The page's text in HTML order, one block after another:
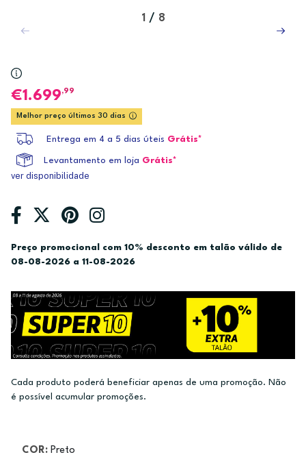
1 / 8
1.699,99
Melhor preço últimos 30 dias
Entrega em 4 a 5 dias úteis Grátis*
Levantamento em loja Grátis*
ver disponibilidade
Preço promocional com 10% desconto em talão válido de
08-08-2026 a 11-08-2026
Cada produto poderá beneficiar apenas de uma promoção. Não
é possível acumular promoções.
COR: Preto